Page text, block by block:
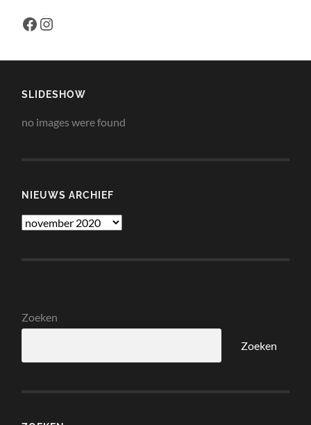
Facebook
Instagram
SLIDESHOW
no images were found
NIEUWS ARCHIEF
Nieuws
Zoeken
Zoeken